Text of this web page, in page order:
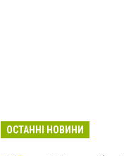
ОСТАННІ НОВИНИ